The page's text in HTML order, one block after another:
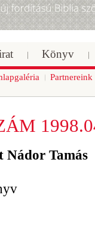
Könyv
Partnereink
Nádor Tamás